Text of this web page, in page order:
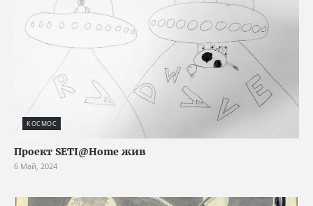
КОСМОС
Проект SETI@Home жив
6 Май, 2024